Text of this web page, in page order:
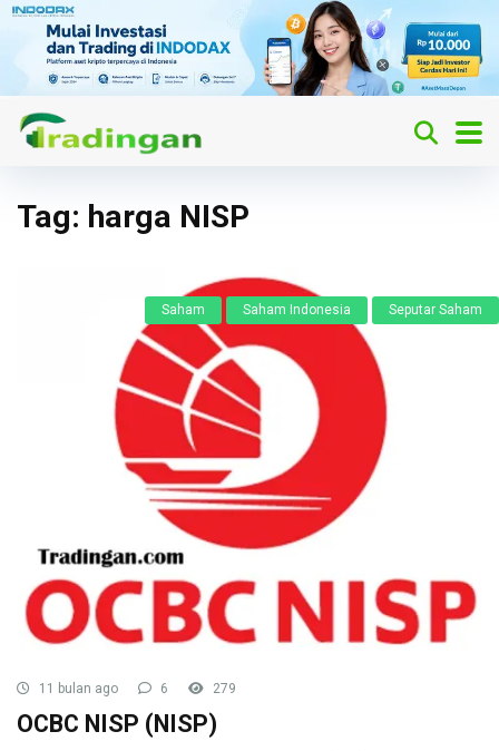
Tag: harga NISP
Saham Saham Indonesia Seputar Saham
11 bulan ago 6 279
OCBC NISP (NISP)